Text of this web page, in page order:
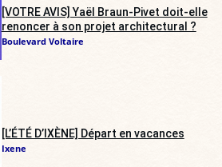
[VOTRE AVIS] Yaël Braun-Pivet doit-elle
renoncer à son projet architectural ?
Boulevard Voltaire
[L’ÉTÉ D’IXÈNE] Départ en vacances
Ixene